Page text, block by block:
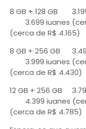
8 GB + 128 GB
3.699 iuanes
(cerca de R$ 4.165)
8 GB + 256 GB
3.999 iuanes
(cerca de R$ 4.430)
12 GB + 256 GB
4.399 iuanes
(cerca de R$ 4.785)